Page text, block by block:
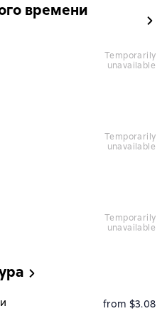
времени
temporarily
unavailable
temporarily
unavailable
temporarily
unavailable
from $3.08